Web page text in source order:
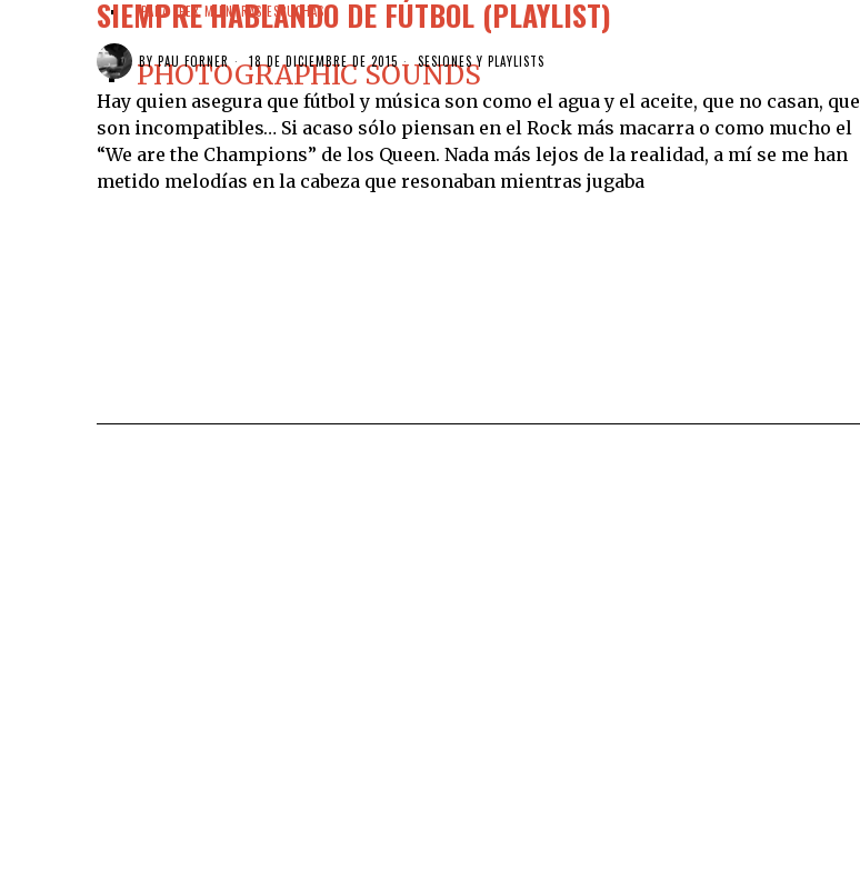
PARA LEER MIENTRAS ESCUCHAS
PHOTOGRAPHIC SOUNDS
SIEMPRE HABLANDO DE FÚTBOL (PLAYLIST)
BYPAU FORNER 18 DE DICIEMBRE DE 2015 SESIONES Y PLAYLISTS
Hay quien asegura que fútbol y música son como el agua y el aceite, que no casan, que
son incompatibles… Si acaso sólo piensan en el Rock más macarra o como mucho el
“We are the Champions” de los Queen. Nada más lejos de la realidad, a mí se me han
metido melodías en la cabeza que resonaban mientras jugaba